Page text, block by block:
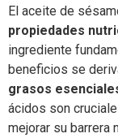
El aceite de
propiedades
ingrediente
beneficios se
grasos
ácidos son
mejorar su barrera